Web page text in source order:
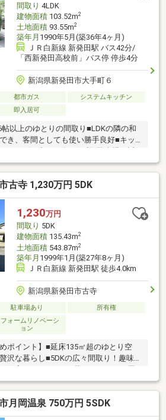
間取り 4LDK
建物面積103.52m2
土地面積93.55m2
築年月 1990年5月(築36年4ヶ月)
ＪＲ白新線 新発田駅 バス42分/
「西新発田高校前」バス停 停歩4分
新潟県新発田市大手町６
都市ガス
システムキッチン
即入居可
以上のゆとりの間取り■LDKの隣の和
き、客間としても使い勝手良好■キッ
手伝いもいたします■2階には約1.5帖の
に便利■角地に位置しており、開放感
のご相談も受け賜わります☆お見積り
したい、和室を洋室にしたいなどお気
辺環境（徒歩） ～■生鮮市場タカマ
舟店・・約20分■外ケ輪小学校・・約14
古寺 1,230万円 5DK
1,230万円
間取り 5DK
建物面積135.43m2
土地面積543.87m2
築年月 1999年1月(築27年8ヶ月)
ＪＲ白新線 新発田駅 徒歩4.0km
新潟県新発田市古寺
駐車場あり 所有権
フォームリノベーシ
ョン
ポイント】■延床135㎡超のゆとり空
沢な暮らし■5DKの広々間取り！趣味も
帯にも◎■開放感ある和風住宅！広い
いた住環境【リフォーム内容】●トイ
タンク新品交換●クロス、クッション
子貼替●間取変更、照明交換、鍵交
月岡温泉 750万円 5SDK